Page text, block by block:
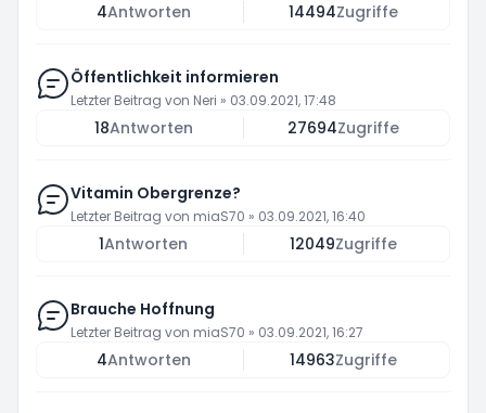
4Antworten 14494Zugriffe
Öffentlichkeit informieren
Letzter Beitrag von Neri » 03.09.2021, 17:48
18Antworten 27694Zugriffe
Vitamin Obergrenze?
Letzter Beitrag von miaS70 » 03.09.2021, 16:40
1Antworten 12049Zugriffe
Brauche Hoffnung
Letzter Beitrag von miaS70 » 03.09.2021, 16:27
4Antworten 14963Zugriffe